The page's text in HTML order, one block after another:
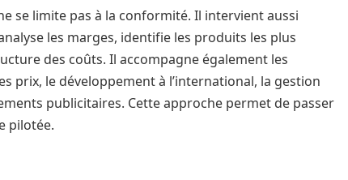
se limite pas à la conformité. Il intervient aussi
les marges, identifie les produits les plus
des coûts. Il accompagne également les
prix, le développement à l’international, la gestion
publicitaires. Cette approche permet de passer
pilotée.